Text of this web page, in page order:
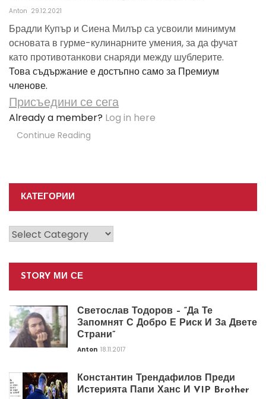
Anton 29.12.2021
Брадли Купър и Сиена Милър са усвоили минимум
основата в гурме-кулинарните умения, за да фучат
като противотанкови снаряди между шублерите.
Това съдържание е достъпно само за Премиум
членове.
Присъедини се сега
Already a member? Log in here
Continue Reading
КАТЕГОРИИ
Категории
STORY МИ СЕ
Светослав Тодоров – “Да Те
Запомнят С Добро Е Риск И За Двете
Страни”
Anton 18.11.2017
Константин Трендафилов Преди
Истерията Папи Ханс И VIP Brother